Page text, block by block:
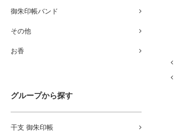
御朱印帳バンド
その他
お香
グループから探す
干支 御朱印帳